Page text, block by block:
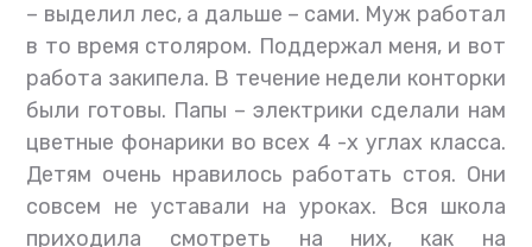
– выделил лес, а дальше – сами. Муж работал
в то время столяром. Поддержал меня, и вот
работа закипела. В течение недели конторки
были готовы. Папы – электрики сделали нам
цветные фонарики во всех 4 -х углах класса.
Детям очень нравилось работать стоя. Они
совсем не уставали на уроках. Вся школа
приходила смотреть на них, как на